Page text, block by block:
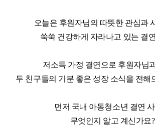
오늘은 후원자님의 따뜻한 관심과
쑥쑥 건강하게 자라나고 있는 결
저소득 가정 결연으로 후원자님
두 친구들의 기분 좋은 성장 소식을 전해
먼저 국내 아동청소년 결연 사
무엇인지 알고 계신가요?